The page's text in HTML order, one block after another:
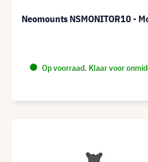
Neomounts NSMONITOR10 -
Op voorraad. Klaar voor